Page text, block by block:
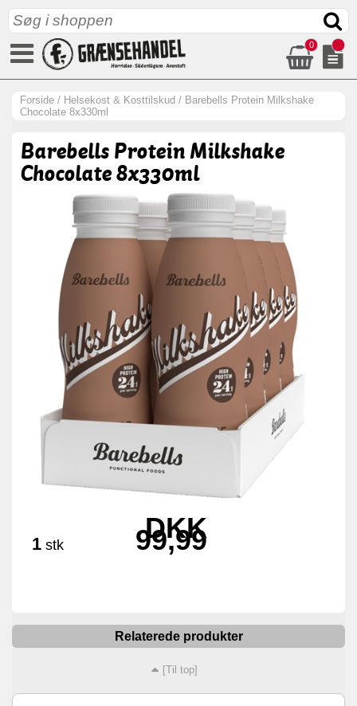
0
Forside / Helsekost & Kosttilskud / Barebells Protein Milkshake
Chocolate 8x330ml
Barebells Protein Milkshake
Chocolate 8x330ml
1 stk
DKK
99,99
Relaterede produkter
[Til top]